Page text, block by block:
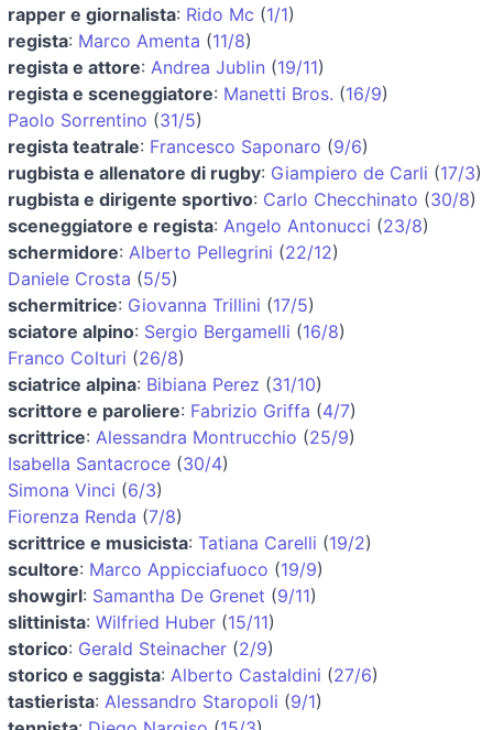
rapper e giornalista: Rido Mc (1/1)
regista: Marco Amenta (11/8)
regista e attore: Andrea Jublin (19/11)
regista e sceneggiatore: Manetti Bros. (16/9)
Paolo Sorrentino (31/5)
regista teatrale: Francesco Saponaro (9/6)
rugbista e allenatore di rugby: Giampiero de Carli (17/3)
rugbista e dirigente sportivo: Carlo Checchinato (30/8)
sceneggiatore e regista: Angelo Antonucci (23/8)
schermidore: Alberto Pellegrini (22/12)
Daniele Crosta (5/5)
schermitrice: Giovanna Trillini (17/5)
sciatore alpino: Sergio Bergamelli (16/8)
Franco Colturi (26/8)
sciatrice alpina: Bibiana Perez (31/10)
scrittore e paroliere: Fabrizio Griffa (4/7)
scrittrice: Alessandra Montrucchio (25/9)
Isabella Santacroce (30/4)
Simona Vinci (6/3)
Fiorenza Renda (7/8)
scrittrice e musicista: Tatiana Carelli (19/2)
scultore: Marco Appicciafuoco (19/9)
showgirl: Samantha De Grenet (9/11)
slittinista: Wilfried Huber (15/11)
storico: Gerald Steinacher (2/9)
storico e saggista: Alberto Castaldini (27/6)
tastierista: Alessandro Staropoli (9/1)